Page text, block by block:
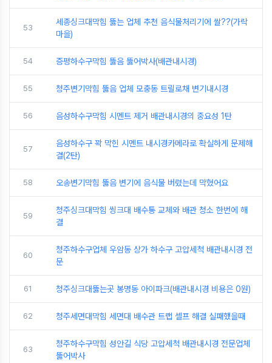
53
세종싱크대막힘 뚫는 업체 추천 음식물처리기에 쌀??(가락
마을)
54 증평하수구막힘 뚫음 뚫어박사(배관내시경)
55 청주변기막힘 뚫음 업체 모충동 트릴로채 변기내시경
56 음성하수구막힘 시멘트 제거 배관내시경의 중요성 1탄
57
음성하수구 꽉 막힌 시멘트 내시경카메라로 확실하게 문제해
결(2탄)
58 오송변기막힘 뚫음 변기에 음식물 버렸는데 막혔어요
59
청주싱크대막힘 씽크대 배수통 교체와 배관 청소 한번에 해
결
60
청주하수구업체 우암동 상가 하수구 고압세척 배관내시경 전
문
61 청주싱크대뚫는곳 봉명동 아이파크(배관내시경 비용은 0원)
62 청주세면대막힘 세면대 배수관 트랩 셀프 해결 실패했을때
63
청주하수구막힘 성안길 식당 고압세척 배관내시경 전문업체
뚫어박사